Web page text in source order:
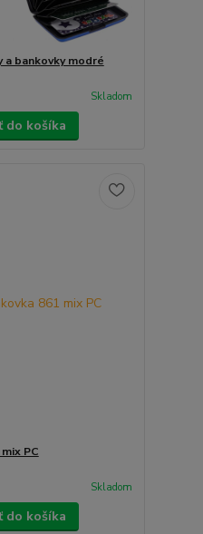
bankovky modré
Skladom
do košíka
PC
Skladom
do košíka